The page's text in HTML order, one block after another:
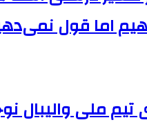
اما قول
ملی والیبال